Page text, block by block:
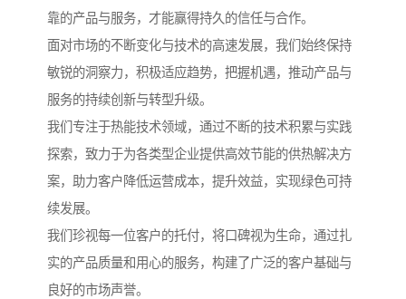
靠的产品与服务，才能赢得持久的信任与合作。
面对市场的不断变化与技术的高速发展，我们始终保持
敏锐的洞察力，积极适应趋势，把握机遇，推动产品与
服务的持续创新与转型升级。
我们专注于热能技术领域，通过不断的技术积累与实践
探索，致力于为各类型企业提供高效节能的供热解决方
案，助力客户降低运营成本，提升效益，实现绿色可持
续发展。
我们珍视每一位客户的托付，将口碑视为生命，通过扎
实的产品质量和用心的服务，构建了广泛的客户基础与
良好的市场声誉。